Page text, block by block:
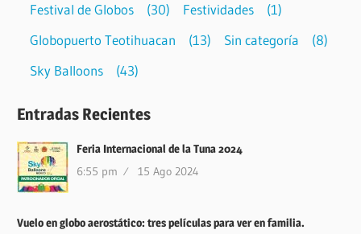
Festival de Globos (30) Festividades
(1)
Globopuerto Teotihuacan
(13) Sin categoría
(8)
Sky Balloons
(43)
Entradas Recientes
Feria Internacional de la Tuna 2024
6:55 pm 15 Ago 2024
Vuelo en globo aerostático: tres películas para ver en familia.